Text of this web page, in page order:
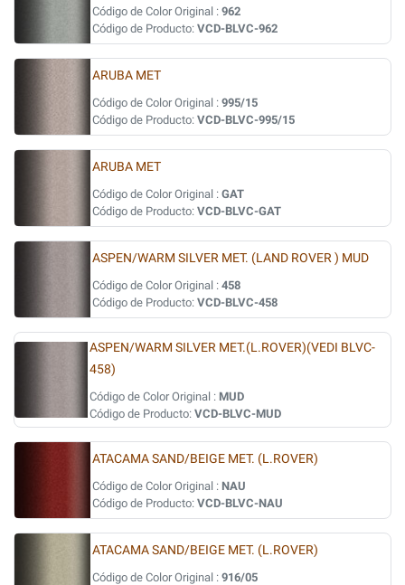
Código de Color Original : 962
Código de Producto: VCD-BLVC-962
ARUBA MET
Código de Color Original : 995/15
Código de Producto: VCD-BLVC-995/15
ARUBA MET
Código de Color Original : GAT
Código de Producto: VCD-BLVC-GAT
ASPEN/WARM SILVER MET. (LAND ROVER ) MUD
Código de Color Original : 458
Código de Producto: VCD-BLVC-458
ASPEN/WARM SILVER MET.(L.ROVER)(VEDI BLVC-
458)
Código de Color Original : MUD
Código de Producto: VCD-BLVC-MUD
ATACAMA SAND/BEIGE MET. (L.ROVER)
Código de Color Original : NAU
Código de Producto: VCD-BLVC-NAU
ATACAMA SAND/BEIGE MET. (L.ROVER)
Código de Color Original : 916/05